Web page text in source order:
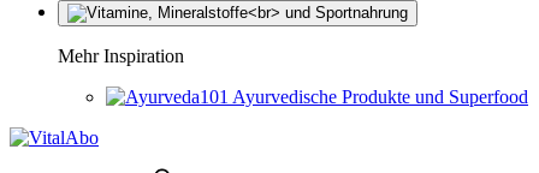
Mehr Inspiration
Ayurvedische Produkte und Superfood